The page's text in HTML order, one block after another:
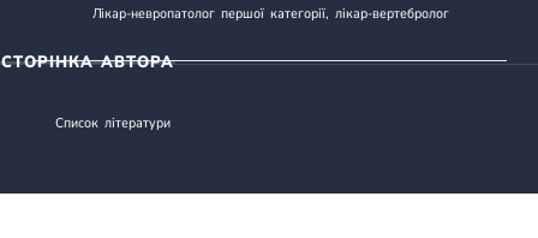
Лікар-невропатолог першої категорії, лікар-вертебролог
СТОРІНКА АВТОРА
Список літератури